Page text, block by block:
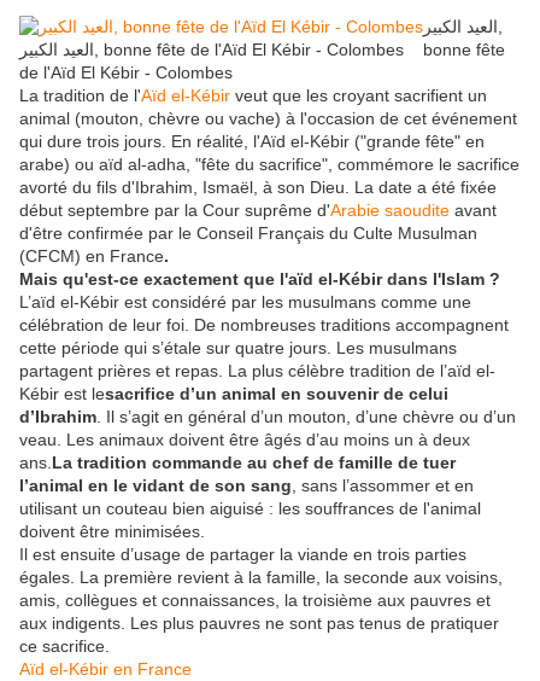
العيد الكبير, bonne fête de l'Aïd El Kébir - Colombes
العيد الكبير,
bonne fête
de l'Aïd El Kébir - Colombes
La tradition de l'Aïd el-Kébir veut que les croyant sacrifient un
animal (mouton, chèvre ou vache) à l'occasion de cet événement
qui dure trois jours. En réalité, l'Aïd el-Kébir ("grande fête" en
arabe) ou aïd al-adha, "fête du sacrifice", commémore le sacrifice
avorté du fils d'Ibrahim, Ismaël, à son Dieu. La date a été fixée
début septembre par la Cour suprême d'Arabie saoudite avant
d'être confirmée par le Conseil Français du Culte Musulman
(CFCM) en France.
Mais qu'est-ce exactement que l'aïd el-Kébir dans l'Islam ?
L’aïd el-Kébir est considéré par les musulmans comme une
célébration de leur foi. De nombreuses traditions accompagnent
cette période qui s’étale sur quatre jours. Les musulmans
partagent prières et repas. La plus célèbre tradition de l’aïd el-
Kébir est lesacrifice d’un animal en souvenir de celui
d’Ibrahim . Il s’agit en général d’un mouton, d’une chèvre ou d’un
veau. Les animaux doivent être âgés d’au moins un à deux
ans. La tradition commande au chef de famille de tuer
l’animal en le vidant de son sang , sans l’assommer et en
utilisant un couteau bien aiguisé : les souffrances de l'animal
doivent être minimisées.
Il est ensuite d’usage de partager la viande en trois parties
égales. La première revient à la famille, la seconde aux voisins,
amis, collègues et connaissances, la troisième aux pauvres et
aux indigents. Les plus pauvres ne sont pas tenus de pratiquer
ce sacrifice.
Aïd el-Kébir en France